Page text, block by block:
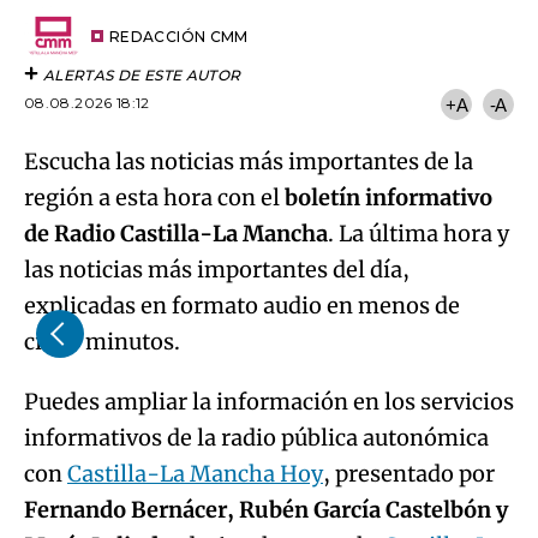
REDACCIÓN CMM
ALERTAS DE ESTE AUTOR
08.08.2026 18:12
+A -A
Escucha las noticias más importantes de la
región a esta hora con elboletín informativo
de Radio Castilla-La Mancha. La última hora y
las noticias más importantes del día,
explicadas en formato audio en menos de
cinco minutos.
Puedes ampliar la información en los servicios
informativos de la radio pública autonómica
conCastilla-La Mancha Hoy, presentado por
Fernando Bernácer, Rubén García Castelbón y